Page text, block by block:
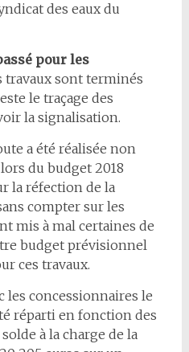
des eaux du
pour les
travaux sont terminés
le traçage des
la signalisation.
a été réalisée non
du budget 2018
la réfection de la
compter sur les
mis à mal certaines de
budget prévisionnel
ces travaux.
les concessionnaires le
réparti en fonction des
à la charge de la